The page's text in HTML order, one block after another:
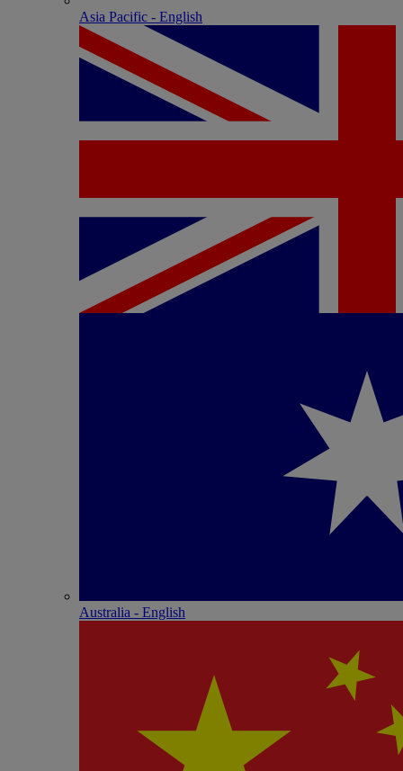
Asia Pacific - English
Australia - English